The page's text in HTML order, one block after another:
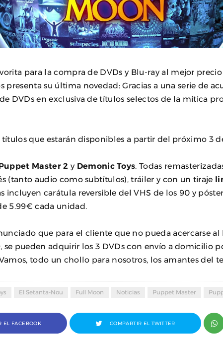
para la compra de DVDs y Blu-ray al mejor
presenta su última novedad: Gracias a una serie de
DVDs en exclusiva de títulos selectos de la mítica
títulos que estarán disponibles a partir del próximo 3
Master 2 y Demonic Toys . Todas
(tanto audio como subtítulos), tráiler y con un tiraje
incluyen carátula reversible del VHS de los 90 y
5.99€ cada unidad.
que para el cliente que no pueda acercarse
se pueden adquirir los 3 DVDs con envío a domicilio
todo un chollo para nosotros, los amantes del
El Setanta-Nou Full Moon Noticias Puppet Master
EL FACEBOOK COMPARTIR EL TWITTER